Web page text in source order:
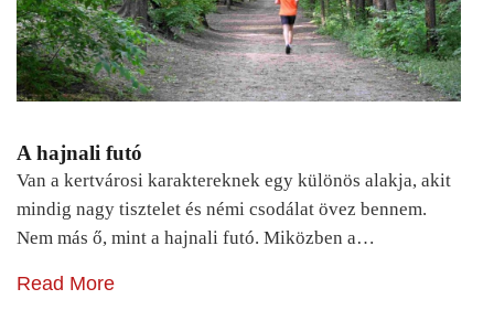
A hajnali futó
Van a kertvárosi karaktereknek egy különös alakja, akit
mindig nagy tisztelet és némi csodálat övez bennem.
Nem más ő, mint a hajnali futó. Miközben a…
Read More